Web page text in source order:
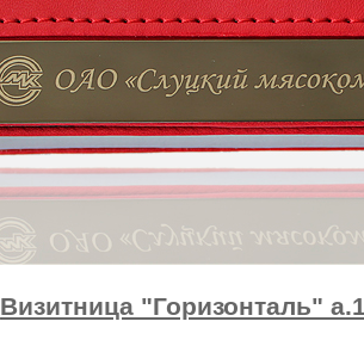
Визитница "Горизонталь"